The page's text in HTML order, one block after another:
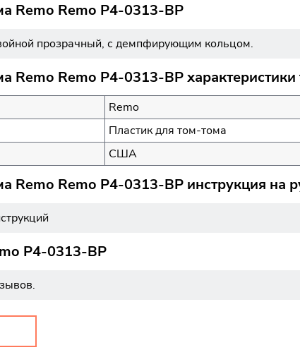
Remo Remo P4-0313-BP
прозрачный, с демпфирующим кольцом.
Remo Remo P4-0313-BP характеристики
Remo
Пластик для том-тома
США
Remo Remo P4-0313-BP инструкция на
P4-0313-BP